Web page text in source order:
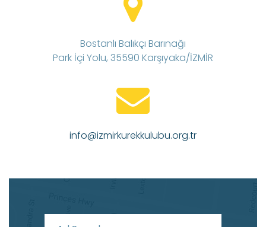
Bostanlı Balıkçı Barınağı
Park İçi Yolu, 35590 Karşıyaka/İZMİR
info@izmirkurekkulubu.org.tr